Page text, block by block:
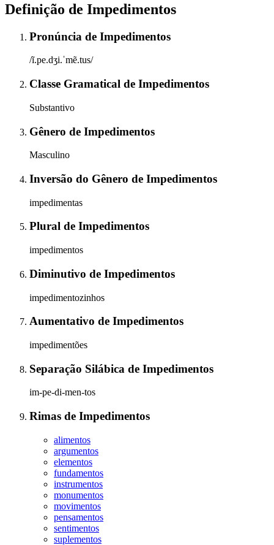
Definição de Impedimentos
Pronúncia de Impedimentos
/ĩ.pe.dʒi.ˈmẽ.tus/
Classe Gramatical de Impedimentos
Substantivo
Gênero de Impedimentos
Masculino
Inversão do Gênero de Impedimentos
impedimentas
Plural de Impedimentos
impedimentos
Diminutivo de Impedimentos
impedimentozinhos
Aumentativo de Impedimentos
impedimentões
Separação Silábica de Impedimentos
im-pe-di-men-tos
Rimas de Impedimentos
alimentos
argumentos
elementos
fundamentos
instrumentos
monumentos
movimentos
pensamentos
sentimentos
suplementos